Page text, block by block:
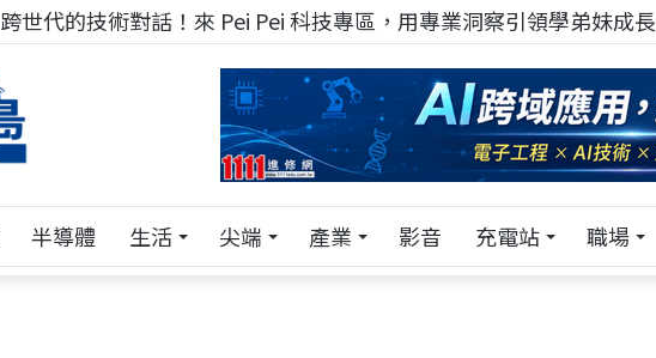
跨世代的技術對話！來 Pei Pei 科技專區，用專業洞察引領學弟妹成長
半導體 生活 尖端 產業 影音 充電站 職場